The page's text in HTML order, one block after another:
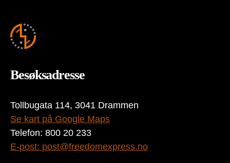
Besøksadresse
Tollbugata 114, 3041 Drammen
Se kart på Google Maps
Telefon: 800 20 233
E-post: post@freedomexpress.no